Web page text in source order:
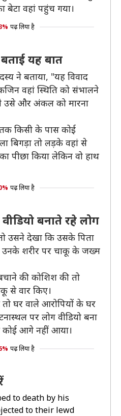
बेटा वहां पहुंच गया।
पढ़ लिया है
यह बात
ने बताया, "यह विवाद
वहां स्थिति को संभालने
उसे और अंकल को मारना
किसी के पास कोई
बिगड़ा तो लड़के वहां से
पीछा किया लेकिन वो हाथ
पढ़ लिया है
बनाते रहे लोग
उसने देखा कि उसके पिता
उनके शरीर पर चाकू के जख्म
की कोशिश की तो
से वार किए।
घर वाले आरोपियों के घर
पर लोग वीडियो बना
आगे नहीं आया।
पढ़ लिया है
to death by his
to their lewd